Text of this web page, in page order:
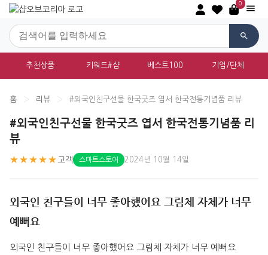
0
추천상품 키워드#샵 베스트100 기업/단체
홈 › 리뷰 › #외국인친구선물 한국굿즈 엽서 한국전통기념품 리뷰
#외국인친구선물 한국굿즈 엽서 한국전통기념품 리
뷰
★★★★★ 고객 스마트스토어 2024년 10월 14일
외국인 친구들이 너무 좋아했어요 그림체 자체가 너무
예뻐요
외국인 친구들이 너무 좋아했어요 그림체 자체가 너무 예뻐요